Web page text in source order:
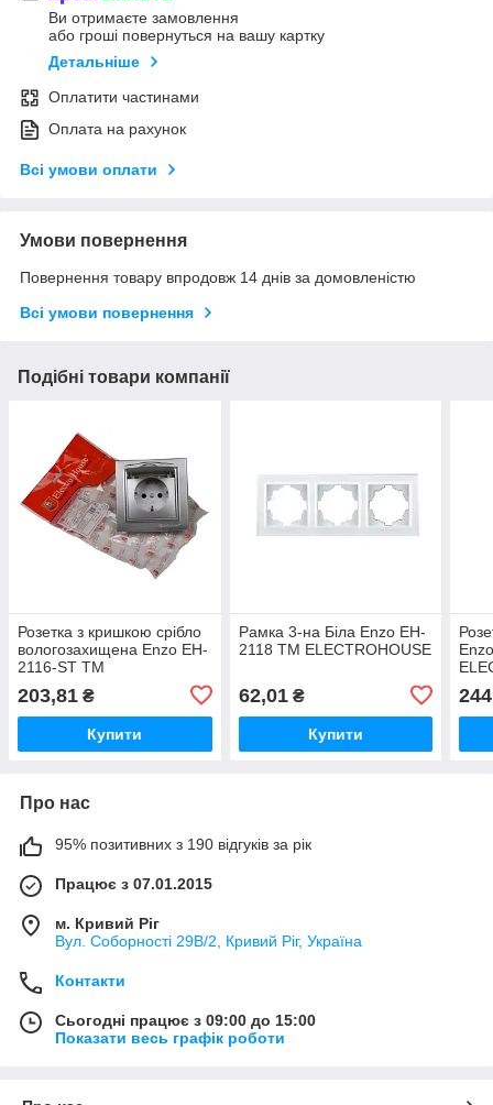
Ви отримаєте замовлення
або гроші повернуться на вашу картку
Детальніше
Оплатити частинами
Оплата на рахунок
Всі умови оплати
Умови повернення
Повернення товару впродовж 14 днів за домовленістю
Всі умови повернення
Подібні товари компанії
Розетка з кришкою срібло
вологозахищена Enzo EH-
2116-ST ТМ
203,81 ₴
Купити
Рамка 3-на Біла Enzo EH-
2118 ТМ ELECTROHOUSE
62,01₴
Купити
Про нас
95% позитивних з 190 відгуків за рік
Працює з 07.01.2015
м. Кривий Ріг
Вул. Соборності 29В/2, Кривий Ріг, Україна
Контакти
Сьогодні працює з 09:00 до 15:00
Показати весь графік роботи